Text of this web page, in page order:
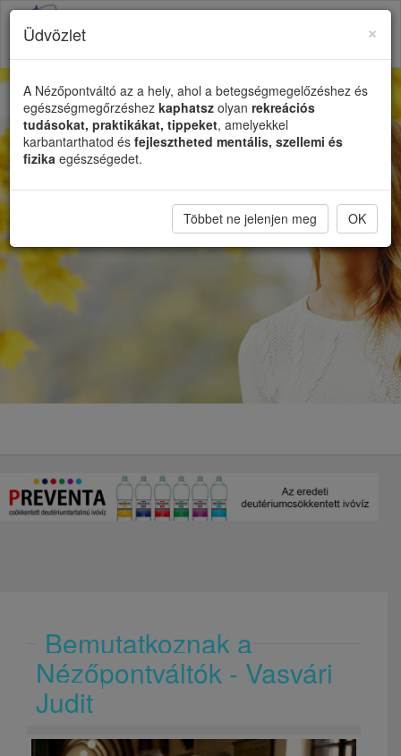
Bemutatkoznak a
Nézőpontváltók - Vasvári
Judit
×
Üdvözlet
A Nézőpontváltó az a hely, ahol a betegségmegelőzéshez és
egészségmegőrzéshez kaphatsz olyan rekreációs
tudásokat, praktikákat, tippeket, amelyekkel
karbantarthatod és fejlesztheted mentális, szellemi és
fizika egészségedet.
Többet ne jelenjen meg OK